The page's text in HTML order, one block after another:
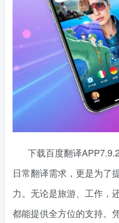
下载百度翻译
日常翻译需求，更是为了
力。无论是旅游、工作，
都能提供全方位的支持。